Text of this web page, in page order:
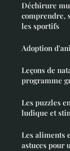
Déchirure
comprendre,
les sportifs
Adoption
Leçons de
programme
Les puzzles
ludique et
Les aliments
astuces pour